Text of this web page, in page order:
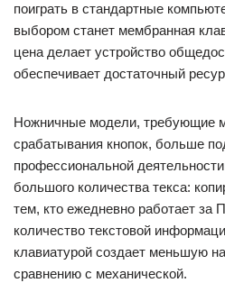
поиграть в стандартные
выбором станет мембранная
цена делает устройство
обеспечивает достаточный
Ножничные модели, требующие
срабатывания кнопок, больше
профессиональной
большого количества текса:
тем, кто ежедневно работает за
количество текстовой
клавиатурой создает меньшую
сравнению с механической.